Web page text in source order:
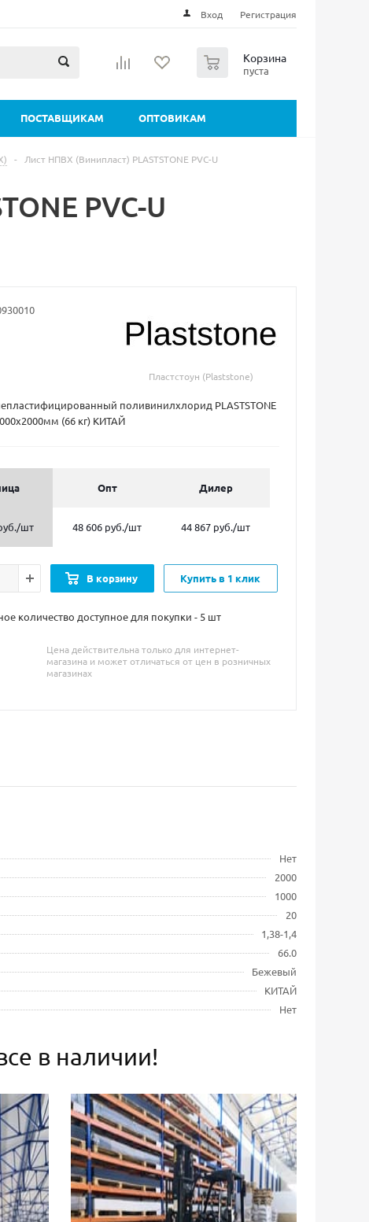
Вход Регистрация
Корзина
пуста
ПОСТАВЩИКАМ ОПТОВИКАМ
-
Лист НПВХ (Винипласт) PLASTSTONE PVC-U
PVC-U
Пластстоун (Plaststone)
поливинилхлорид PLASTSTONE
(66 кг) КИТАЙ
Опт Дилер
/шт 48 606 руб./шт 44 867 руб./шт
В корзину Купить в 1 клик
количество доступное для покупки - 5 шт
Цена действительна только для интернет-
магазина и может отличаться от цен в розничных
магазинах
Нет
2000
1000
20
1,38-1,4
66.0
Бежевый
КИТАЙ
Нет
в наличии!